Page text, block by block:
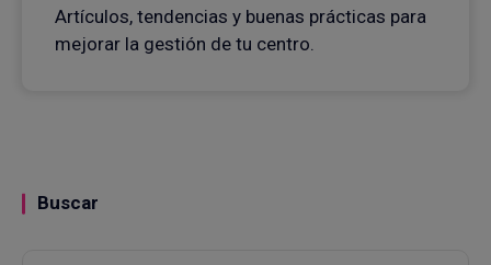
Artículos, tendencias y buenas prácticas para
mejorar la gestión de tu centro.
Buscar